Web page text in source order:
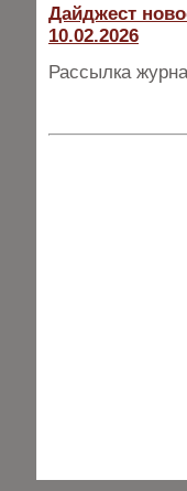
Дайджест
10.02.2026
Рассылка